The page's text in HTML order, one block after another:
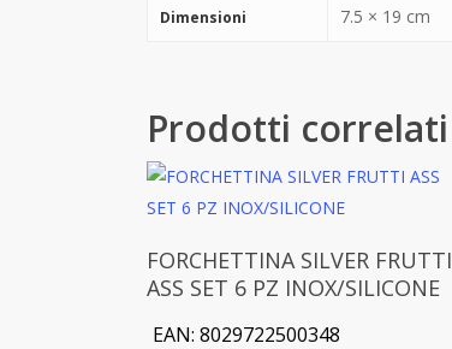
Dimensioni 7.5 × 19 cm
Prodotti correlati
Aggiungi Al Carrello
FORCHETTINA SILVER FRUTTI
ASS SET 6 PZ INOX/SILICONE
EAN: 8029722500348